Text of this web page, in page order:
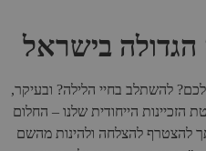
בישראל​​
להשתלב בחיי הלילה? ובעיקר,
הייחודית שלנו – החלום
להצטרף להצלחה ולהינות מהשם